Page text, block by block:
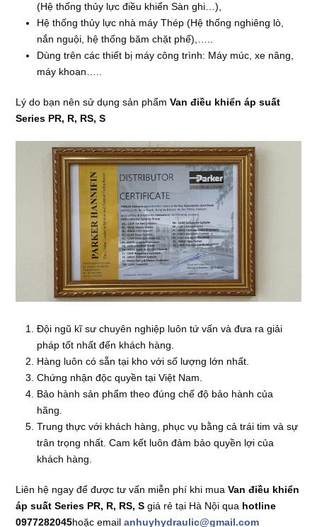
(Hệ thống thủy lực điều khiển Sàn ghi…),
Hệ thống thủy lực nhà máy Thép (Hệ thống nghiêng lò,
nắn nguội, hệ thống băm chặt phế),…..
Dùng trên các thiết bị máy công trình: Máy múc, xe nâng,
máy khoan…..
Lý do bạn nên sử dụng sản phẩmVan điều khiển áp suất
Series PR, R, RS, S
Đội ngũ kĩ sư chuyên nghiệp luôn tứ vấn và đưa ra giải
pháp tốt nhất đến khách hàng.
Hàng luôn có sẵn tại kho với số lượng lớn nhất.
Chứng nhận độc quyền tại Việt Nam.
Bảo hành sản phẩm theo đúng chế độ bảo hành của
hãng.
Trung thực với khách hàng, phục vụ bằng cả trái tim và sự
trân trọng nhất. Cam kết luôn đảm bảo quyền lợi của
khách hàng.
Liên hệ ngay để được tư vấn miễn phí khi muaVan điều khiển
áp suất Series PR, R, RS, S giá rẻ tại Hà Nội qua hotline
0977282045hoặc emailanhuyhydraulic@gmail.com